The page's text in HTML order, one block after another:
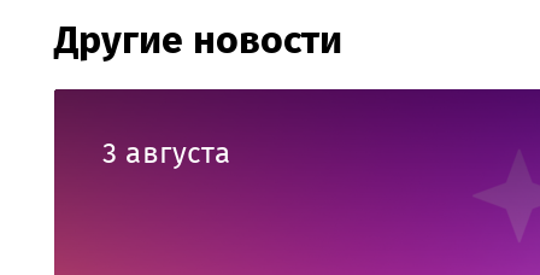
Другие новости
3 августа